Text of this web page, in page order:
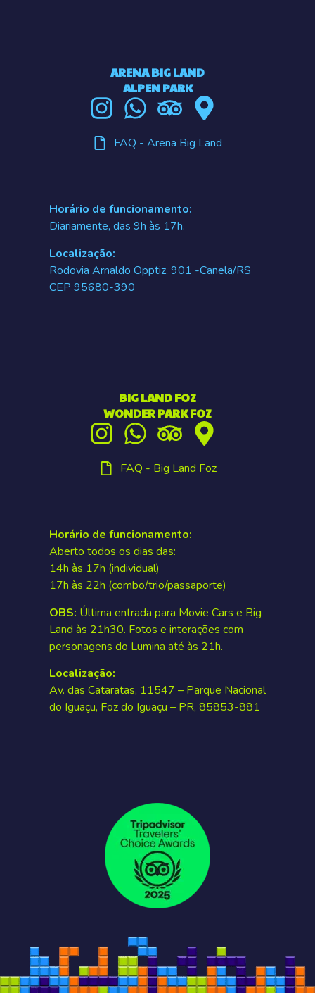
ARENA BIG LAND
ALPEN PARK
FAQ - Arena Big Land
Horário de funcionamento:
Diariamente, das 9h às 17h.
Localização:
Rodovia Arnaldo Opptiz, 901 -Canela/RS
CEP 95680-390
BIG LAND FOZ
WONDER PARK FOZ
FAQ - Big Land Foz
Horário de funcionamento:
Aberto todos os dias das:
14h às 17h (individual)
17h às 22h (combo/trio/passaporte)
OBS: Última entrada para Movie Cars e Big
Land às 21h30. Fotos e interações com
personagens do Lumina até às 21h.
Localização:
Av. das Cataratas, 11547 – Parque Nacional
do Iguaçu, Foz do Iguaçu – PR, 85853-881